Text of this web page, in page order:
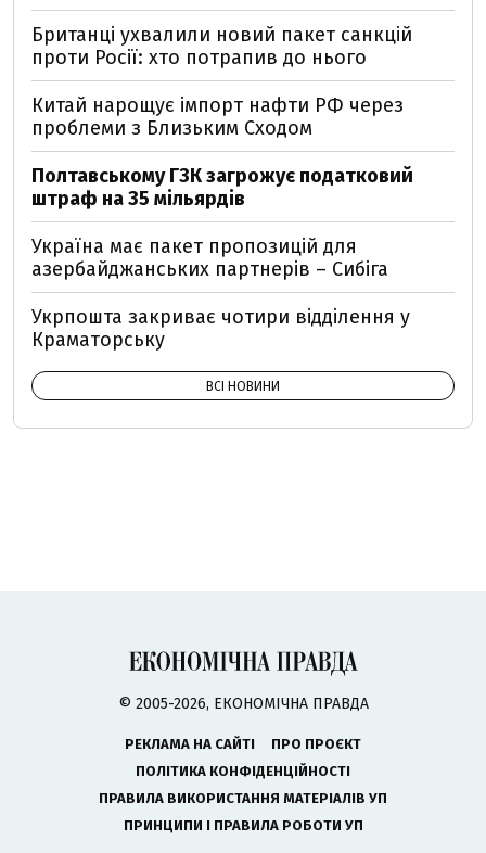
Британці ухвалили новий пакет санкцій
проти Росії: хто потрапив до нього
Китай нарощує імпорт нафти РФ через
проблеми з Близьким Сходом
Полтавському ГЗК загрожує податковий
штраф на 35 мільярдів
Україна має пакет пропозицій для
азербайджанських партнерів – Сибіга
Укрпошта закриває чотири відділення у
Краматорську
ВСІ НОВИНИ
© 2005-2026, ЕКОНОМІЧНА ПРАВДА
РЕКЛАМА НА САЙТІ
ПРО ПРОЄКТ
ПОЛІТИКА КОНФІДЕНЦІЙНОСТІ
ПРАВИЛА ВИКОРИСТАННЯ МАТЕРІАЛІВ УП
ПРИНЦИПИ І ПРАВИЛА РОБОТИ УП